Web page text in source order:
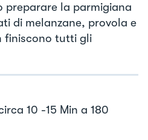
preparare la parmigiana
di melanzane, provola e
finiscono tutti gli
10 -15 Min a 180